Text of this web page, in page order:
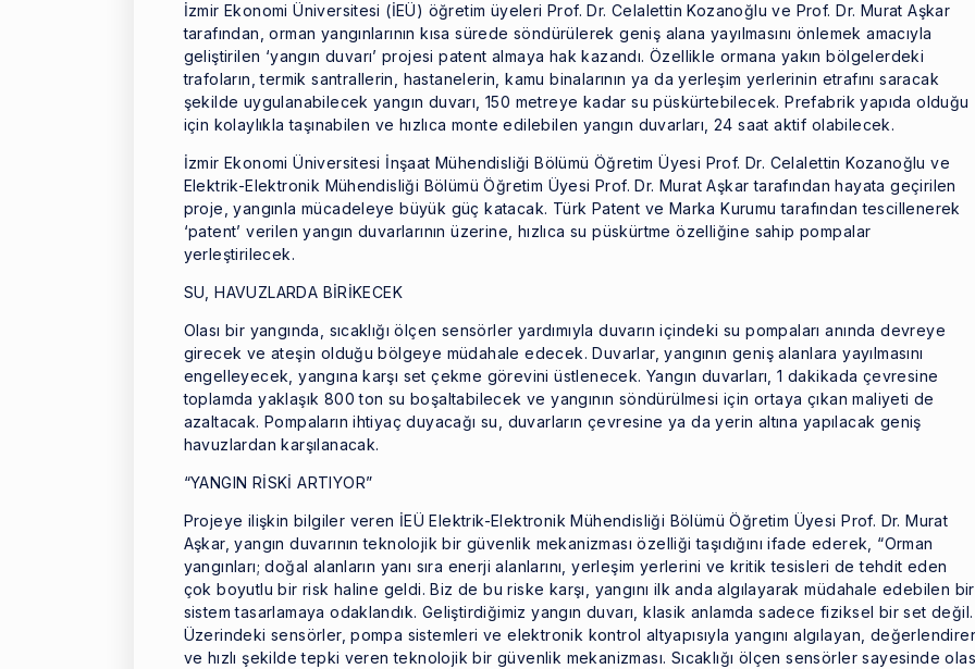
İzmir Ekonomi Üniversitesi (İEÜ) öğretim üyeleri Prof. Dr. Celalettin Kozanoğlu ve Prof. Dr. Murat Aşkar
tarafından, orman yangınlarının kısa sürede söndürülerek geniş alana yayılmasını önlemek amacıyla
geliştirilen ‘yangın duvarı’ projesi patent almaya hak kazandı. Özellikle ormana yakın bölgelerdeki
trafoların, termik santrallerin, hastanelerin, kamu binalarının ya da yerleşim yerlerinin etrafını saracak
şekilde uygulanabilecek yangın duvarı, 150 metreye kadar su püskürtebilecek. Prefabrik yapıda olduğu
için kolaylıkla taşınabilen ve hızlıca monte edilebilen yangın duvarları, 24 saat aktif olabilecek.
İzmir Ekonomi Üniversitesi İnşaat Mühendisliği Bölümü Öğretim Üyesi Prof. Dr. Celalettin Kozanoğlu ve
Elektrik-Elektronik Mühendisliği Bölümü Öğretim Üyesi Prof. Dr. Murat Aşkar tarafından hayata geçirilen
proje, yangınla mücadeleye büyük güç katacak. Türk Patent ve Marka Kurumu tarafından tescillenerek
‘patent’ verilen yangın duvarlarının üzerine, hızlıca su püskürtme özelliğine sahip pompalar
yerleştirilecek.
SU, HAVUZLARDA BİRİKECEK
Olası bir yangında, sıcaklığı ölçen sensörler yardımıyla duvarın içindeki su pompaları anında devreye
girecek ve ateşin olduğu bölgeye müdahale edecek. Duvarlar, yangının geniş alanlara yayılmasını
engelleyecek, yangına karşı set çekme görevini üstlenecek. Yangın duvarları, 1 dakikada çevresine
toplamda yaklaşık 800 ton su boşaltabilecek ve yangının söndürülmesi için ortaya çıkan maliyeti de
azaltacak. Pompaların ihtiyaç duyacağı su, duvarların çevresine ya da yerin altına yapılacak geniş
havuzlardan karşılanacak.
“YANGIN RİSKİ ARTIYOR”
Projeye ilişkin bilgiler veren İEÜ Elektrik-Elektronik Mühendisliği Bölümü Öğretim Üyesi Prof. Dr. Murat
Aşkar, yangın duvarının teknolojik bir güvenlik mekanizması özelliği taşıdığını ifade ederek, “Orman
yangınları; doğal alanların yanı sıra enerji alanlarını, yerleşim yerlerini ve kritik tesisleri de tehdit eden
çok boyutlu bir risk haline geldi. Biz de bu riske karşı, yangını ilk anda algılayarak müdahale edebilen bir
sistem tasarlamaya odaklandık. Geliştirdiğimiz yangın duvarı, klasik anlamda sadece fiziksel bir set değil.
Üzerindeki sensörler, pompa sistemleri ve elektronik kontrol altyapısıyla yangını algılayan,
ve hızlı şekilde tepki veren teknolojik bir güvenlik mekanizması. Sıcaklığı ölçen sensörler sayesinde